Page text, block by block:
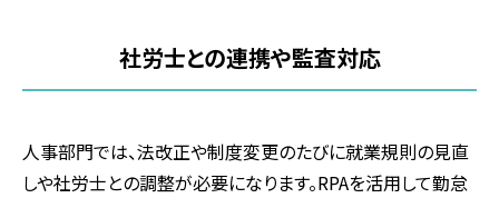
社労士との連携や監査対応
人事部門では、法改正や制度変更のたびに就業規則の見直
しや社労士との調整が必要になります。RPAを活用して勤怠